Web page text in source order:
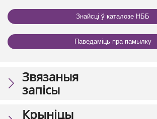
Знайсці ў каталозе НББ
Паведаміць пра памылку
Звязаныя
запісы
Крыніцы